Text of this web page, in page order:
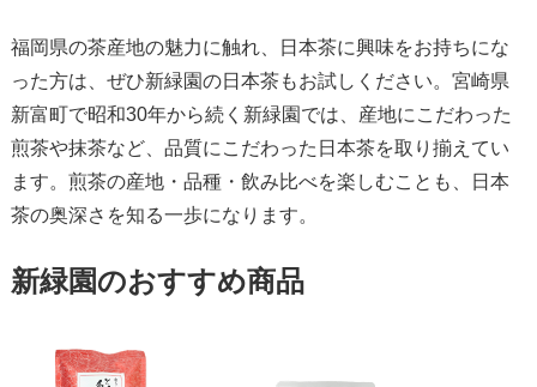
福岡県の茶産地の魅力に触れ、日本茶に興味をお持ちにな
った方は、ぜひ新緑園の日本茶もお試しください。宮崎県
新富町で昭和30年から続く新緑園では、産地にこだわった
煎茶や抹茶など、品質にこだわった日本茶を取り揃えてい
ます。煎茶の産地・品種・飲み比べを楽しむことも、日本
茶の奥深さを知る一歩になります。
新緑園のおすすめ商品